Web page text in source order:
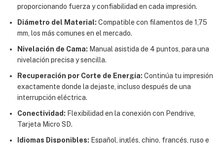
proporcionando fuerza y confiabilidad en cada impresión.
Diámetro del Material: Compatible con filamentos de 1,75
mm, los más comunes en el mercado.
Nivelación de Cama: Manual asistida de 4 puntos, para una
nivelación precisa y sencilla.
Recuperación por Corte de Energía: Continúa tu impresión
exactamente donde la dejaste, incluso después de una
interrupción eléctrica.
Conectividad: Flexibilidad en la conexión con Pendrive,
Tarjeta Micro SD.
Idiomas Disponibles: Español, inglés, chino, francés, ruso e